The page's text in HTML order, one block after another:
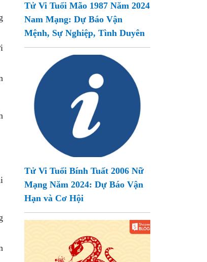
Tử Vi Tuổi Mão 1987 Năm 2024
Nam Mạng: Dự Báo Vận
Mệnh, Sự Nghiệp, Tình Duyên
Tử Vi Tuổi Bính Tuất 2006 Nữ
Mạng Năm 2024: Dự Báo Vận
Hạn và Cơ Hội